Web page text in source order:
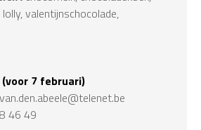
valentijnschocolade,
7 februari)
46 49